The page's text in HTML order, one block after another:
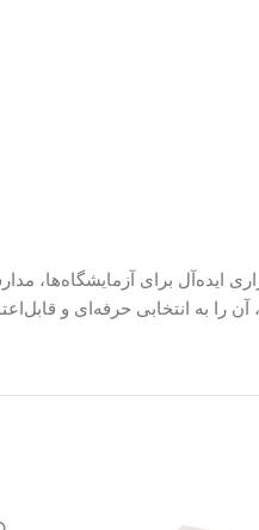
را به انتخابی حرفه‌ای و